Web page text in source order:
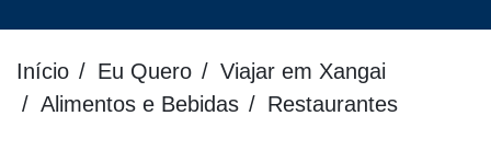
Início Eu Quero
Viajar em Xangai
Alimentos e Bebidas
Restaurantes